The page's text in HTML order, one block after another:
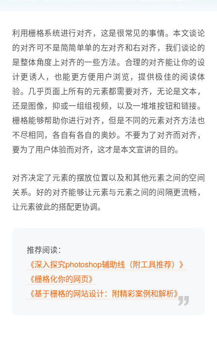
利用栅格系统进行对齐，这是很常见的事情。本文谈论
的对齐可不是简简单单的左对齐和右对齐，我们谈论的
是整体角度上对齐的一些方法。合理的对齐能让你的设
计更诱人，也能更方便用户浏览，提供极佳的阅读体
验。几乎页面上所有的元素都需要对齐，无论是文本，
还是图像，抑或一组组视频，以及一堆堆按钮和链接。
栅格能够帮助你进行对齐，但是不同的元素对齐方法也
不尽相同，各自有各自的奥妙。不要为了对齐而对齐，
要为了用户体验而对齐，这才是本文宣讲的目的。
对齐决定了元素的摆放位置以及和其他元素之间的空间
关系。好的对齐能够让元素与元素之间的间隔更流畅，
让元素彼此的搭配更协调。
推荐阅读：
《深入探究photoshop辅助线（附工具推荐）》
《栅格化你的网页》
《基于栅格的网站设计：附精彩案例和解析》